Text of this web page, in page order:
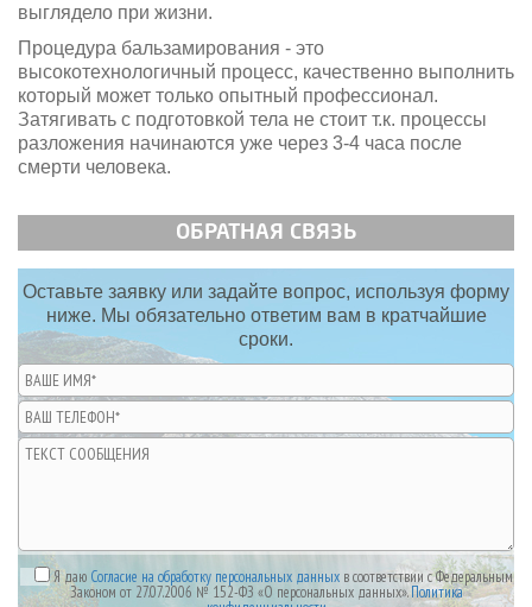
выглядело при жизни.
Процедура бальзамирования - это
высокотехнологичный процесс, качественно выполнить
который может только опытный профессионал.
Затягивать с подготовкой тела не стоит т.к. процессы
разложения начинаются уже через 3-4 часа после
смерти человека.
ОБРАТНАЯ СВЯЗЬ
Оставьте заявку или задайте вопрос, используя форму
ниже. Мы обязательно ответим вам в кратчайшие
сроки.
Я даю Согласие на обработку персональных данныхв соответствии с Федеральным
Законом от 27.07.2006 № 152-ФЗ «О персональных данных».Политика